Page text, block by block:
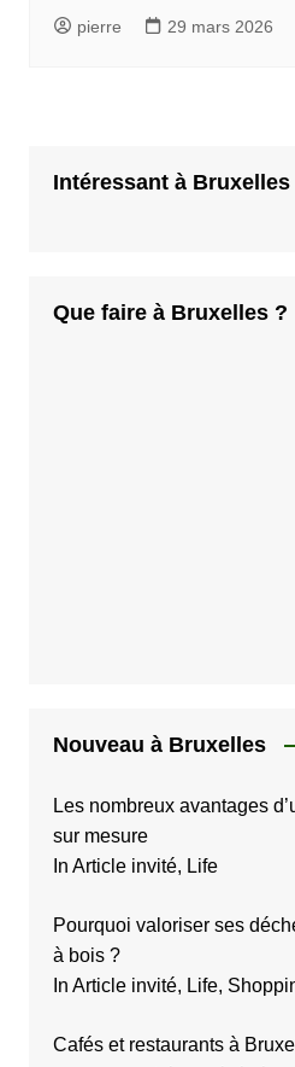
pierre 29 mars 2026
Intéressant à Bruxelles
Que faire à Bruxelles ?
Nouveau à Bruxelles
Les nombreux avantages
sur mesure
In Article invité, Life
Pourquoi valoriser ses
à bois ?
In Article invité, Life,
Cafés et restaurants à